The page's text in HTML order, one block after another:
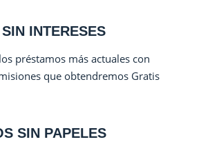
INTERESES
préstamos más actuales con
que obtendremos Gratis
SIN PAPELES